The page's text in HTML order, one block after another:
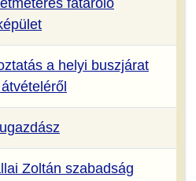
fatároló
a helyi buszjárat
Zoltán szabadság